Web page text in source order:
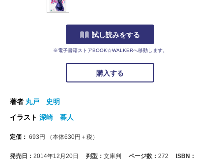
試し読みをする
※電子書籍ストアBOOK☆WALKERへ移動します。
購入する
著者 丸戸 史明
イラスト 深崎 暮人
定価： 693 円 （本体630円＋税）
発売日： 2014年12月20日 判型： 文庫判 ページ数： 272
ISBN：